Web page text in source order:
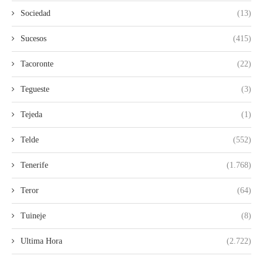
Sociedad (13)
Sucesos (415)
Tacoronte (22)
Tegueste (3)
Tejeda (1)
Telde (552)
Tenerife (1.768)
Teror (64)
Tuineje (8)
Ultima Hora (2.722)